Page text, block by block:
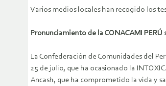
Varios medios locales han recogido los
Pronunciamiento de la CONACAMI
La Confederación de Comunidades del
25 de julio, que ha ocasionado la
Ancash, que ha comprometido la vida y